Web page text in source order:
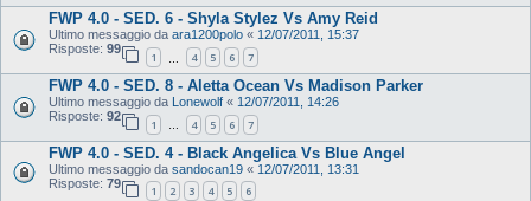
FWP 4.0 - SED. 6 - Shyla Stylez Vs Amy Reid
Ultimo messaggio da ara1200polo « 12/07/2011, 15:37
Risposte: 99
1 4 5 6 7
FWP 4.0 - SED. 8 - Aletta Ocean Vs Madison Parker
Ultimo messaggio da Lonewolf « 12/07/2011, 14:26
Risposte: 92
1 … 4 5 6 7
FWP 4.0 - SED. 4 - Black Angelica Vs Blue Angel
Ultimo messaggio da sandocan19 « 12/07/2011, 13:31
Risposte: 79
1 2 3 4 5 6